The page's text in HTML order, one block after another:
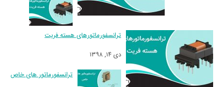
ترانسفورماتورهای هسته فریت
دی ۱۴, ۱۳۹۸
ترانسفورماتور های خاص